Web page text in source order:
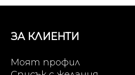
ЗА КЛИЕНТИ
Моят профил